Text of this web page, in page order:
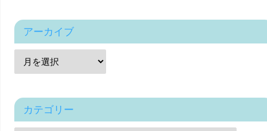
アーカイブ
カテゴリー